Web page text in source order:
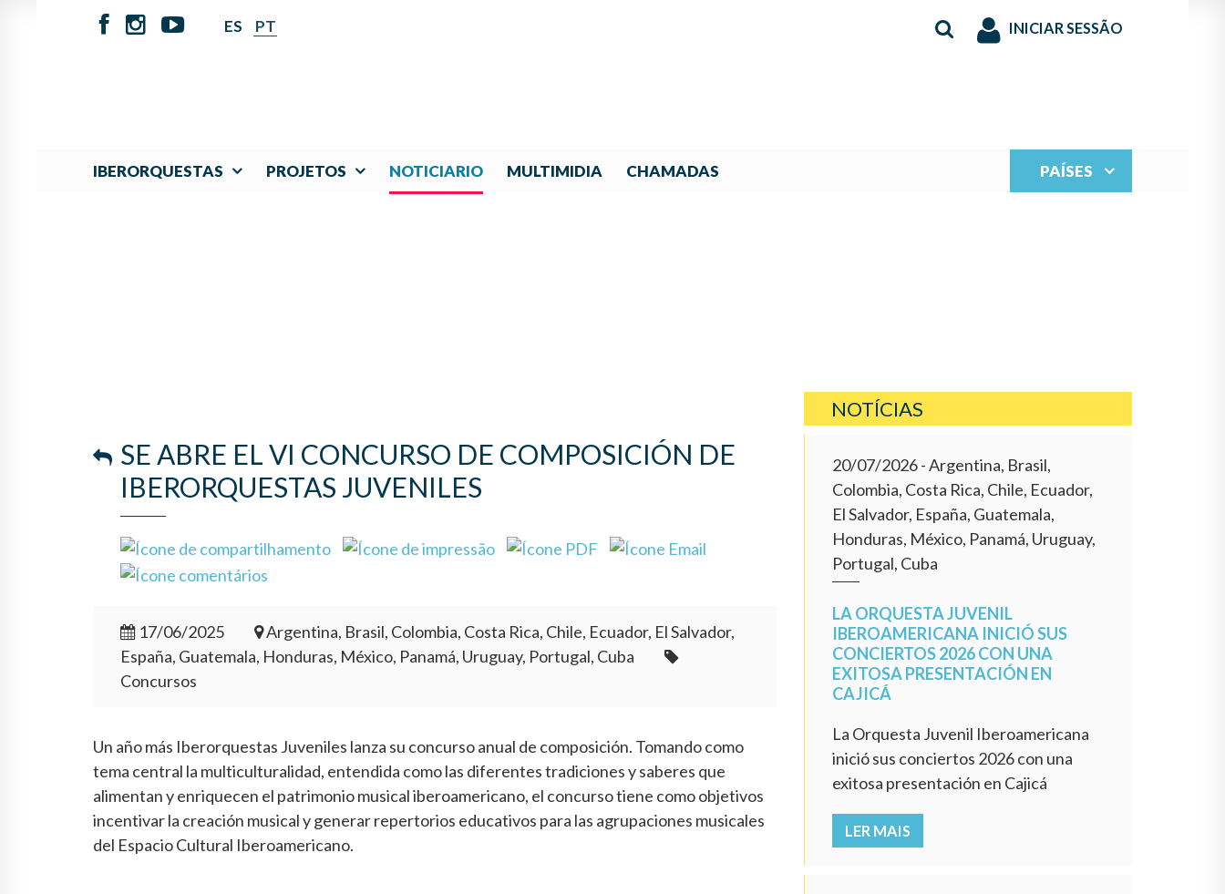
ES PT INICIAR SESSÃO
IBERORQUESTAS PROJETOS NOTICIARIO MULTIMIDIA CHAMADAS PAÍSES
SE ABRE EL VI CONCURSO DE COMPOSICIÓN DE
IBERORQUESTAS JUVENILES
17/06/2025
Argentina, Brasil, Colombia, Costa Rica, Chile, Ecuador, El Salvador,
España, Guatemala, Honduras, México, Panamá, Uruguay, Portugal, Cuba
Concursos
Un año más Iberorquestas Juveniles lanza su concurso anual de composición. Tomando como
tema central la multiculturalidad, entendida como las diferentes tradiciones y saberes que
alimentan y enriquecen el patrimonio musical iberoamericano, el concurso tiene como objetivos
incentivar la creación musical y generar repertorios educativos para las agrupaciones musicales
del Espacio Cultural Iberoamericano.
NOTÍCIAS
20/07/2026- Argentina, Brasil,
Colombia, Costa Rica, Chile, Ecuador,
El Salvador, España, Guatemala,
Honduras, México, Panamá, Uruguay,
Portugal, Cuba
LA ORQUESTA JUVENIL
IBEROAMERICANA INICIÓ SUS
CONCIERTOS 2026 CON UNA
EXITOSA PRESENTACIÓN EN
CAJICÁ
La Orquesta Juvenil Iberoamericana
inició sus conciertos 2026 con una
exitosa presentación en Cajicá
LER MAIS